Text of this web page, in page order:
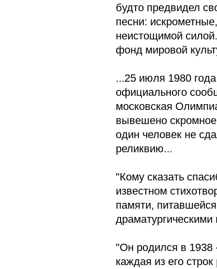
будто предвидел
песни:
неистощимой
фонд мировой
...25 июля 1980
официального
московская
вывешено
один человек не
реликвию...
"Кому сказать
известном
памяти,
"Он родился в 1938
каждая из его